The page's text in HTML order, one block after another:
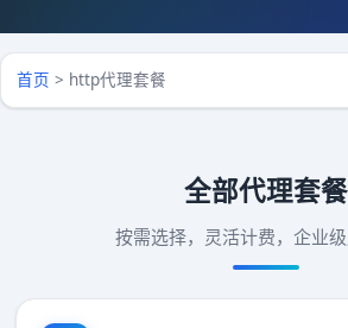
首页 > http代理套餐
全部代理套餐
按需选择，灵活计费，企业